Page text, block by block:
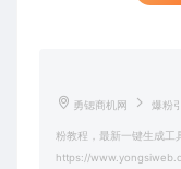
勇锶商机网 爆粉
粉教程，最新一键生成工
https://